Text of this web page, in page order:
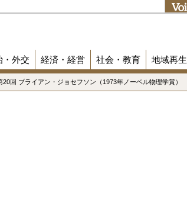
・外交 経済・経営 社会・教育 地域再生
回 ブライアン・ジョセフソン（1973年ノーベル物理学賞）